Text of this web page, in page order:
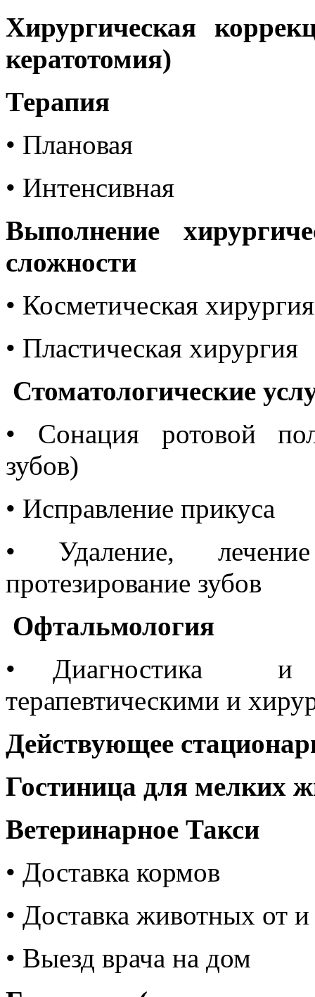
Хирургическая
кератотомия)
Терапия
• Плановая
• Интенсивная
Выполнение
сложности
• Косметическая хирургия
• Пластическая хирургия
Стоматологические
• Сонация ротовой
зубов)
• Исправление прикуса
• Удаление,
протезирование зубов
Офтальмология
• Диагностика и
терапевтическими и
Действующее
Гостиница для мелких
Ветеринарное Такси
• Доставка кормов
• Доставка животных от
• Выезд врача на дом